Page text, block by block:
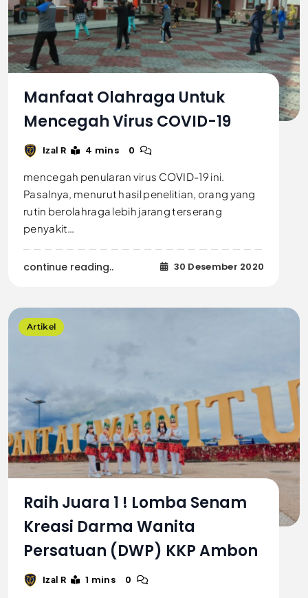
Manfaat Olahraga Untuk
Mencegah Virus COVID-19
Izal R 4 mins
0
mencegah penularan virus COVID-19 ini.
Pasalnya, menurut hasil penelitian, orang yang
rutin berolahraga lebih jarang terserang
penyakit…
continue reading.. 30 Desember 2020
Artikel
Raih Juara 1 ! Lomba Senam
Kreasi Darma Wanita
Persatuan (DWP) KKP Ambon
Izal R 1 mins
0